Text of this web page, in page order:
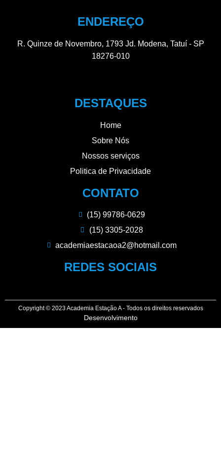
ENDEREÇO
R. Quinze de Novembro, 1793 Jd. Modena, Tatuí - SP
18276-010
DESTAQUES
Home
Sobre Nós
Nossos serviços
Politica de Privacidade
CONTATO
(15) 99786-0629
(15) 3305-2028
academiaestacaoa2@hotmail.com
REDES SOCIAIS
Copyright © 2023 Academia Estação A - Todos os direitos reservados
Desenvolvimento